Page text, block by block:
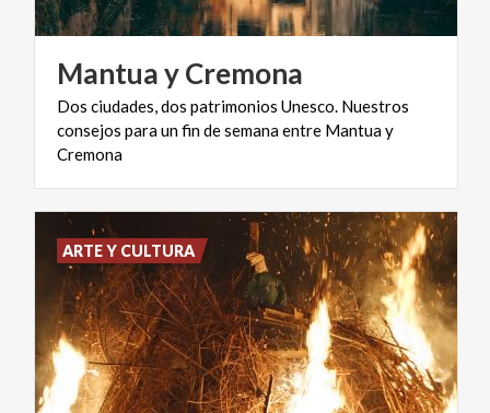
MantuayCremona
Dos ciudades, dos patrimonios Unesco. Nuestros
consejos para un fin de semana entre Mantua y
Cremona
ARTE Y CULTURA